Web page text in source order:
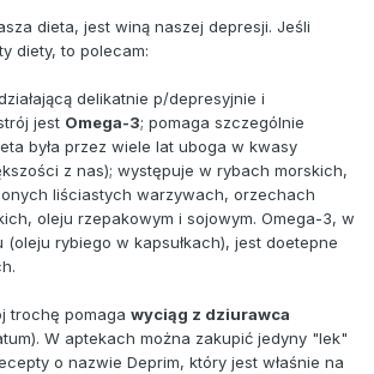
dieta, jest winą naszej depresji. Jeśli
diety, to polecam:
delikatnie p/depresyjnie i
jest Omega-3; pomaga szczególnie
była przez wiele lat uboga w kwasy
z nas); występuje w rybach morskich,
liściastych warzywach, orzechach
oleju rzepakowym i sojowym. Omega-3, w
(oleju rybiego w kapsułkach), jest doetepne
trochę pomaga wyciąg z dziurawca
W aptekach można zakupić jedyny "lek"
o nazwie Deprim, który jest właśnie na